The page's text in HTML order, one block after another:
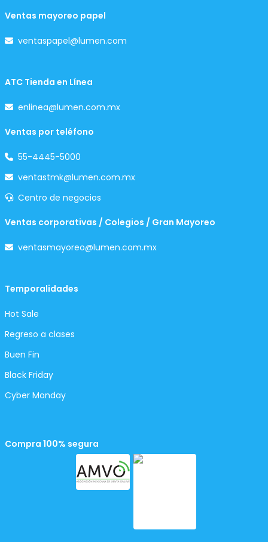
Ventas mayoreo papel
ventaspapel@lumen.com
ATC Tienda en Línea
enlinea@lumen.com.mx
Ventas por teléfono
55-4445-5000
ventastmk@lumen.com.mx
Centro de negocios
Ventas corporativas / Colegios / Gran Mayoreo
ventasmayoreo@lumen.com.mx
Temporalidades
Hot Sale
Regreso a clases
Buen Fin
Black Friday
Cyber Monday
Compra 100% segura